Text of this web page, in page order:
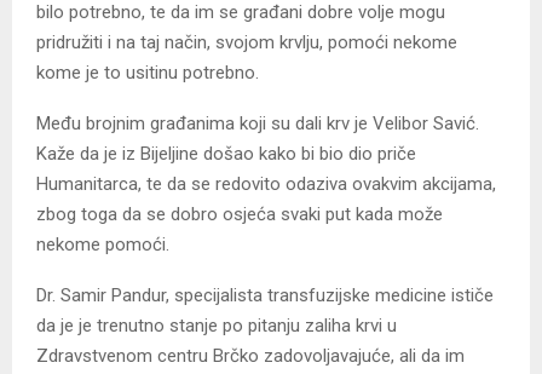
bilo potrebno, te da im se građani dobre volje mogu
pridružiti i na taj način, svojom krvlju, pomoći nekome
kome je to usitinu potrebno.
Među brojnim građanima koji su dali krv je Velibor Savić.
Kaže da je iz Bijeljine došao kako bi bio dio priče
Humanitarca, te da se redovito odaziva ovakvim akcijama,
zbog toga da se dobro osjeća svaki put kada može
nekome pomoći.
Dr. Samir Pandur, specijalista transfuzijske medicine ističe
da je je trenutno stanje po pitanju zaliha krvi u
Zdravstvenom centru Brčko zadovoljavajuće, ali da im